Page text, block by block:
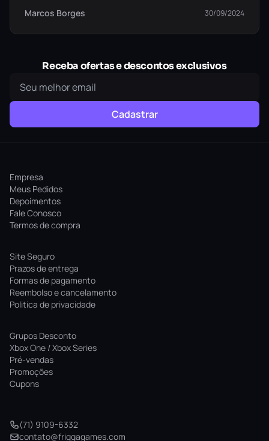
Marcos Borges
30/09/2024
Receba ofertas e descontos exclusivos
Cadastrar
Empresa
Meus Pedidos
Depoimentos
Fale Conosco
Termos de compra
Site Seguro
Prazos de entrega
Formas de pagamento
Reembolso e cancelamento
Politica de privacidade
Grupos Desconto
Xbox One / Xbox Series
Pré-vendas
Promoções
Cupons
(71) 9109-6332
contato@friggagames.com